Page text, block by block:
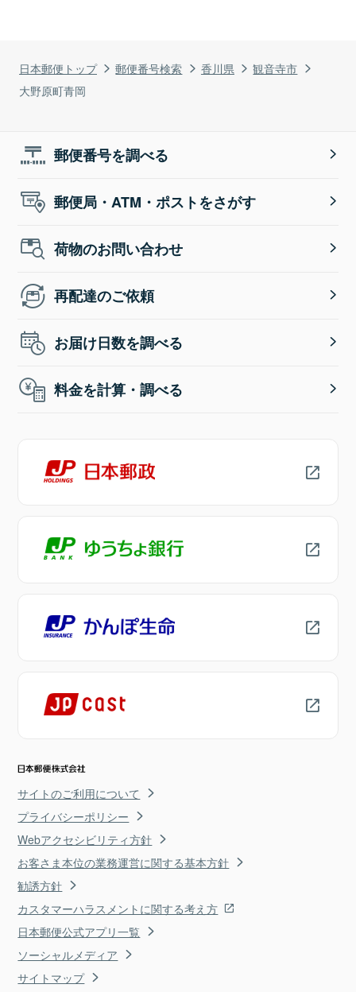
日本郵便トップ 郵便番号検索 香川県
観音寺市
大野原町青岡
郵便番号を調べる
郵便局・ATM・ポストをさがす
荷物のお問い合わせ
再配達のご依頼
お届け日数を調べる
料金を計算・調べる
サイトのご利用について
プライバシーポリシー
Webアクセシビリティ方針
お客さま本位の業務運営に関する基本方針
勧誘方針
カスタマーハラスメントに関する考え方
日本郵便公式アプリ一覧
ソーシャルメディア
サイトマップ